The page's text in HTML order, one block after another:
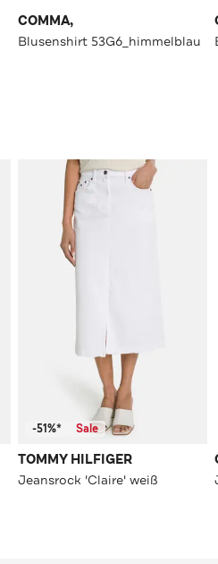
COMMA,
Blusenshirt 53G6_himmelblau
-51%* Sale
TOMMY HILFIGER
Jeansrock 'Claire' weiß